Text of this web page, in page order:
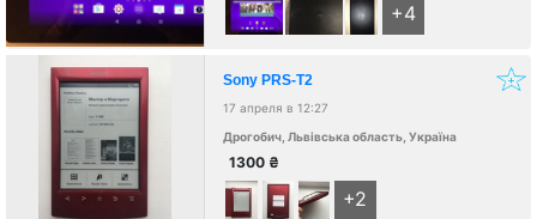
+4
Sony PRS-T2
17 апреля в 12:27
Дрогобич, Львівська область, Україна
1300 ₴
+2